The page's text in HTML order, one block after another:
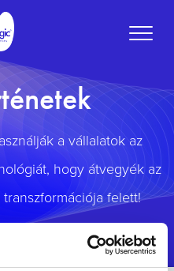
Toggle
a vállalatok az
hogy átvegyék az
felett!